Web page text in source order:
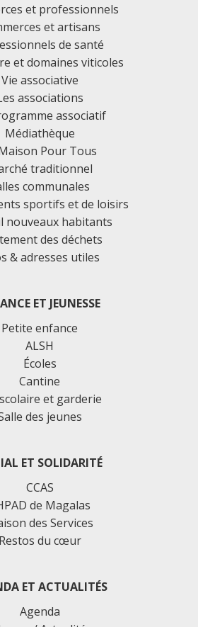
et professionnels
et artisans
de santé
et domaines viticoles
Vie associative
associations
associatif
Médiathèque
Pour Tous
traditionnel
communales
sportifs et de loisirs
nouveaux habitants
des déchets
& adresses utiles
ET JEUNESSE
Petite enfance
ALSH
Écoles
Cantine
et garderie
des jeunes
ET SOLIDARITÉ
CCAS
de Magalas
des Services
Restos du cœur
ET ACTUALITÉS
Agenda